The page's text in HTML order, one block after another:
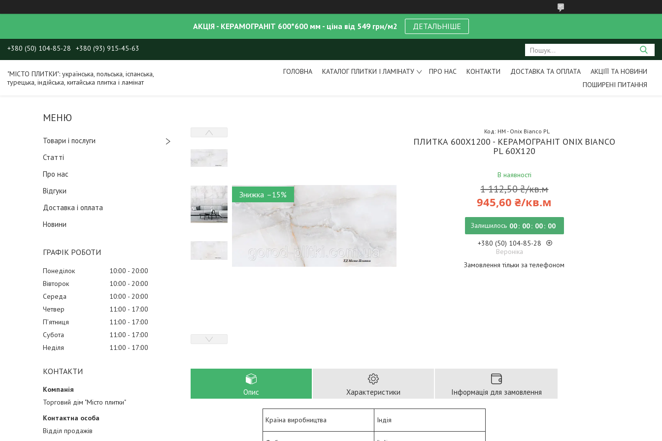
АКЦІЯ - КЕРАМОГРАНІТ 600*600 мм - ціна від 549 грн/м2 ДЕТАЛЬНІШЕ
+380 (50) 104-85-28 +380 (93) 915-45-63
"МІСТО ПЛИТКИ": українська, польська, іспанська,
турецька, індійська, китайська плитка і ламінат
ГОЛОВНА КАТАЛОГ ПЛИТКИ І ЛАМІНАТУ ПРО НАС КОНТАКТИ ДОСТАВКА ТА ОПЛАТА
АКЦІЇЇ ТА НОВИНИ
ПОШИРЕНІ ПИТАННЯ
Товари і послуги
Статті
Про нас
Відгуки
Доставка і оплата
Новини
ГРАФІК РОБОТИ
Понеділок 10:00
20:00
Вівторок
10:00
20:00
Середа
10:00
20:00
Четвер
11:00
17:00
Пʼятниця
11:00
17:00
Субота
11:00
17:00
Неділя
11:00 17:00
КОНТАКТИ
Торговий дім "Місто плитки"
Відділ продажів
–15%
ПЛИТКА 600Х1200 - КЕРАМОГРАНІТ ONIX BIANCO
PL 60X120
В наявності
Код: НМ - Onix Bianco PL
1 112,50 ₴/кв.м
945,60 ₴/кв.м
Залишилось 00 00 00 00
+380 (50) 104-85-28
Вероніка
Замовлення тільки за телефоном
Опис Характеристики Інформація для замовлення
Країна виробництва Індія